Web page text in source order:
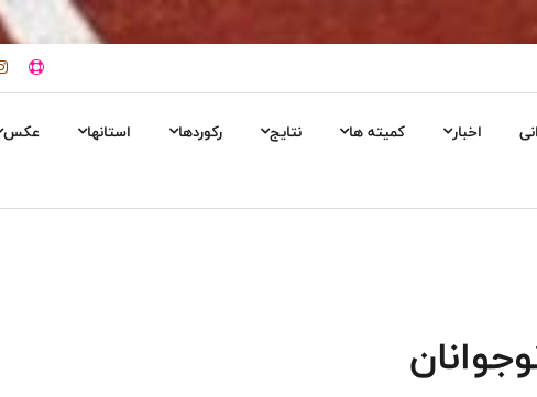
اخبار کمیته ها نتایج رکوردها استانها عکس